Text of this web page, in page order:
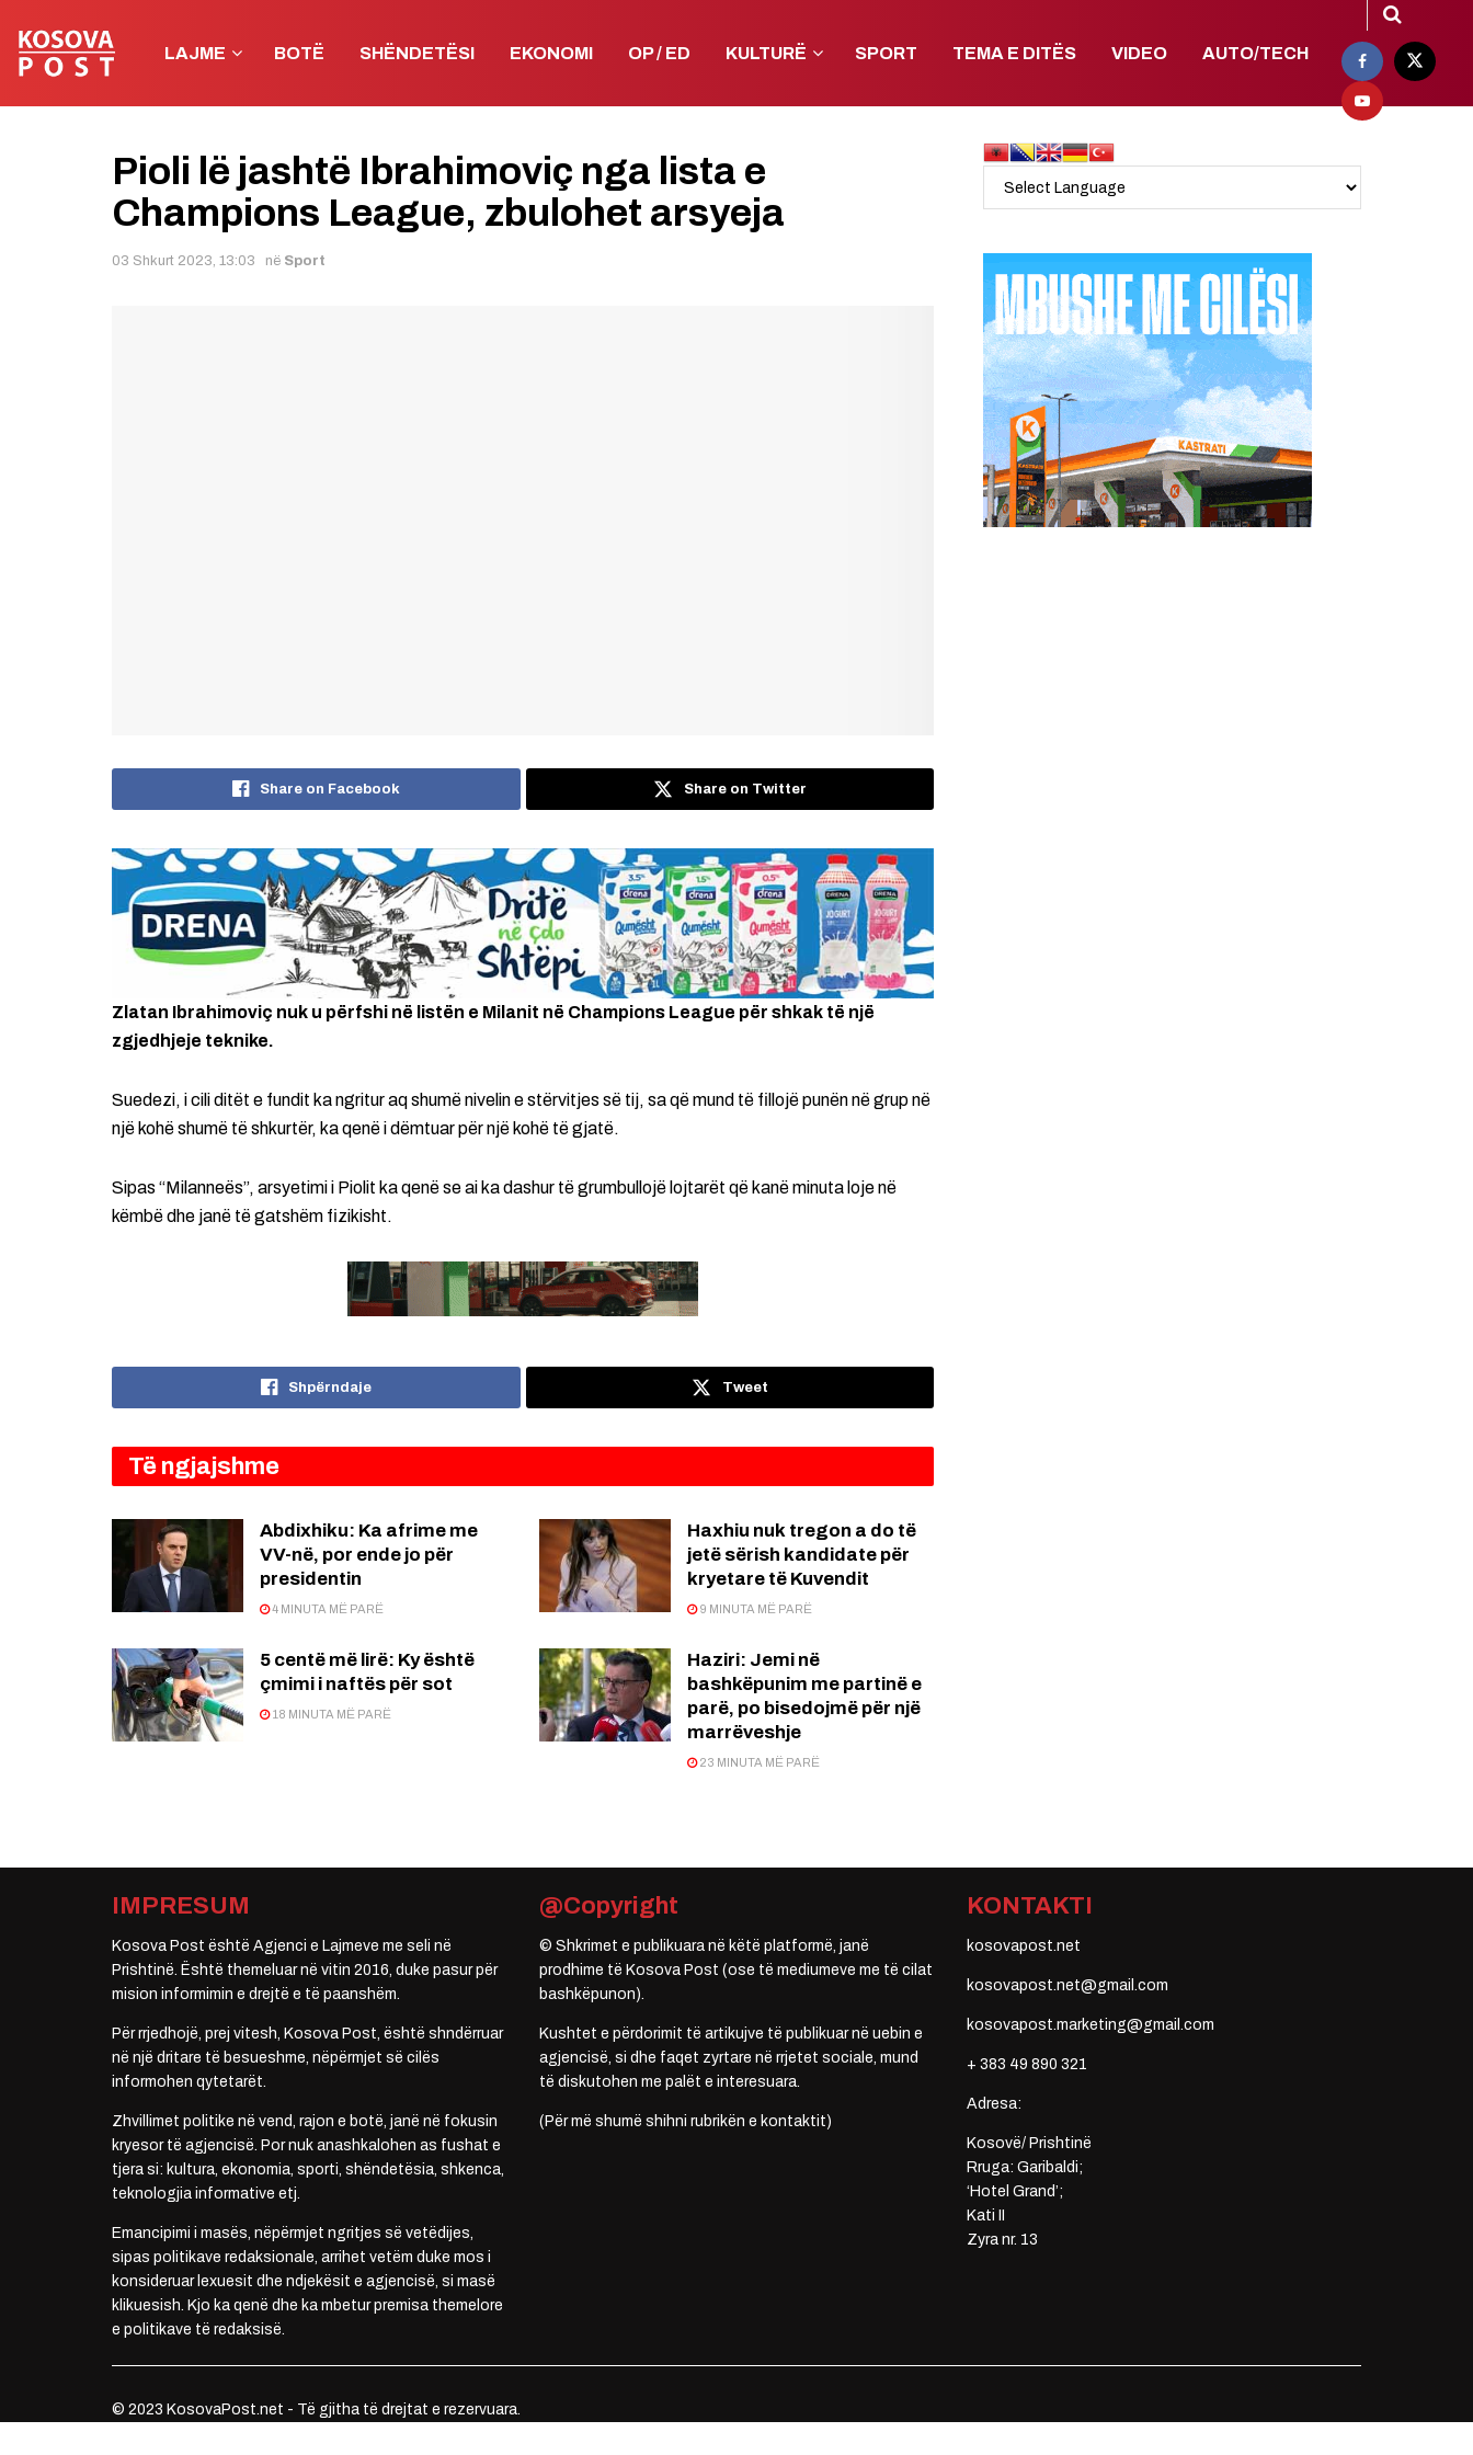
LAJME BOTË SHËNDETËSI EKONOMI OP / ED KULTURË SPORT TEMA E DITËS VIDEO AUTO/TECH
Pioli lë jashtë Ibrahimoviç nga lista e
Champions League, zbulohet arsyeja
03 Shkurt 2023, 13:03 në Sport
Share on Facebook Share on Twitter
Zlatan Ibrahimoviç nuk u përfshi në listën e Milanit në Champions League për shkak të një
zgjedhjeje teknike.
Suedezi, i cili ditët e fundit ka ngritur aq shumë nivelin e stërvitjes së tij, sa që mund të fillojë punën në grup në
një kohë shumë të shkurtër, ka qenë i dëmtuar për një kohë të gjatë.
Sipas “Milanneës”, arsyetimi i Piolit ka qenë se ai ka dashur të grumbullojë lojtarët që kanë minuta loje në
këmbë dhe janë të gatshëm fizikisht.
Shpërndaje Tweet
Të ngjajshme
Abdixhiku: Ka afrime me
VV-në, por ende jo për
presidentin
4 MINUTA MË PARË
Haxhiu nuk tregon a do të
jetë sërish kandidate për
kryetare të Kuvendit
9 MINUTA MË PARË
5 centë më lirë: Ky është
çmimi i naftës për sot
18 MINUTA MË PARË
Haziri: Jemi në
bashkëpunim me partinë e
parë, po bisedojmë për një
marrëveshje
23 MINUTA MË PARË
IMPRESUM
Kosova Post është Agjenci e Lajmeve me seli në
Prishtinë. Është themeluar në vitin 2016, duke pasur për
mision informimin e drejtë e të paanshëm.
Për rrjedhojë, prej vitesh, Kosova Post, është shndërruar
në një dritare të besueshme, nëpërmjet së cilës
informohen qytetarët.
Zhvillimet politike në vend, rajon e botë, janë në fokusin
kryesor të agjencisë. Por nuk anashkalohen as fushat e
tjera si: kultura, ekonomia, sporti, shëndetësia, shkenca,
teknologjia informative etj.
Emancipimi i masës, nëpërmjet ngritjes së vetëdijes,
sipas politikave redaksionale, arrihet vetëm duke mos i
konsideruar lexuesit dhe ndjekësit e agjencisë, si masë
klikuesish. Kjo ka qenë dhe ka mbetur premisa themelore
e politikave të redaksisë.
@Copyright
© Shkrimet e publikuara në këtë platformë, janë
prodhime të Kosova Post (ose të mediumeve me të cilat
bashkëpunon).
Kushtet e përdorimit të artikujve të publikuar në uebin e
agjencisë, si dhe faqet zyrtare në rrjetet sociale, mund
të diskutohen me palët e interesuara.
(Për më shumë shihni rubrikën e kontaktit)
KONTAKTI
kosovapost.net
kosovapost.net@gmail.com
kosovapost.marketing@gmail.com
+ 383 49 890 321
Adresa:
Kosovë/ Prishtinë
Rruga: Garibaldi;
‘Hotel Grand’;
Kati II
Zyra nr. 13
© 2023 KosovaPost.net - Të gjitha të drejtat e rezervuara.